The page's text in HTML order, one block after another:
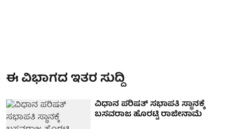
ಈ ವಿಭಾಗದ ಇತರ ಸುದ್ದಿ
ವಿಧಾನ ಪರಿಷತ್ ಸಭಾಪತಿ ಸ್ಥಾನಕ್ಕೆ
ಬಸವರಾಜ ಹೊರಟ್ಟಿ ರಾಜೀನಾಮೆ